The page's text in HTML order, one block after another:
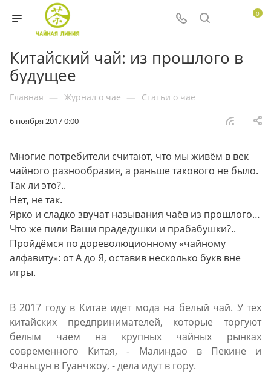
0
Китайский чай: из прошлого в
будущее
Главная — Журнал о чае — Статьи о чае
6 ноября 2017 0:00
Многие потребители считают, что мы живём в век
чайного разнообразия, а раньше такового не было.
Так ли это?..
Нет, не так.
Ярко и сладко звучат называния чаёв из прошлого…
Что же пили Ваши прадедушки и прабабушки?..
Пройдёмся по дореволюционному «чайному
алфавиту»: от А до Я, оставив несколько букв вне
игры.
В 2017 году в Китае идет мода на белый чай. У тех
китайских предпринимателей, которые торгуют
белым чаем на крупных чайных рынках
современного Китая, - Малиндао в Пекине и
Фаньцун в Гуанчжоу, - дела идут в гору.